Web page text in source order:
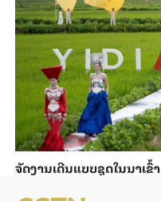
ຈັດງານເດີນແບບຊຸດໃນນາເຂົ້າ